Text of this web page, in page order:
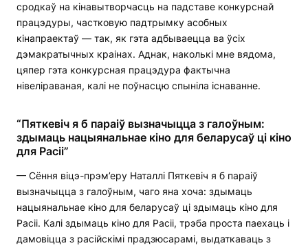
сродкаў на кінавытворчасць на падставе конкурснай
працэдуры, частковую падтрымку асобных
кінапраектаў — так, як гэта адбываецца ва ўсіх
дэмакратычных краінах. Аднак, наколькі мне вядома,
цяпер гэта конкурсная працэдура фактычна
нівеліраваная, калі не поўнасцю спыніла існаванне.
“Пяткевіч я б параіў вызначыцца з галоўным:
здымаць нацыянальнае кіно для беларусаў ці кіно
для Расіі”
— Сёння віцэ-прэм’еру Наталлі Пяткевіч я б параіў
вызначыцца з галоўным, чаго яна хоча: здымаць
нацыянальнае кіно для беларусаў ці здымаць кіно для
Расіі. Калі здымаць кіно для Расіі, трэба проста паехаць і
дамовіцца з расійскімі прадзюсарамі, выдаткаваць з